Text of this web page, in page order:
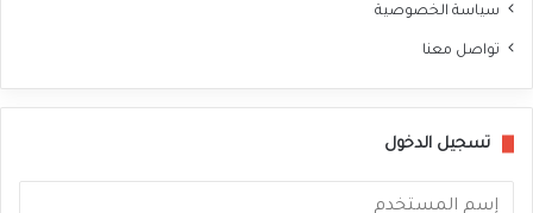
سياسة الخصوصية
تواصل معنا
تسجيل الدخول